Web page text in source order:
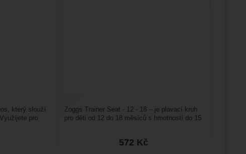
který slouží
pro
572 Kč
Zoggs Trainer Seat - 12 - 18 – je plavací kruh
pro děti od 12 do 18 měsíců s hmotností do 15